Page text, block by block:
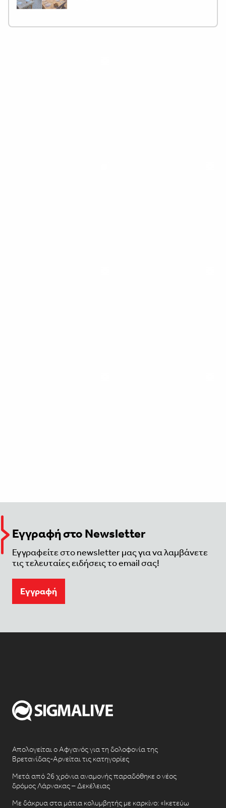
Εγγραφή στο Newsletter
Εγγραφείτε στο newsletter μας για να λαμβάνετε
τις τελευταίες ειδήσεις το email σας!
Eγγραφή
Απολογείται ο Αφγανός για τη δολοφονία της
Βρετανίδας-Αρνείται τις κατηγορίες
Μετά από 26 χρόνια αναμονής παραδόθηκε ο νέος
δρόμος Λάρνακας – Δεκέλειας
Με δάκρυα στα μάτια κολυμβητής με καρκίνο: «Ικετεύω